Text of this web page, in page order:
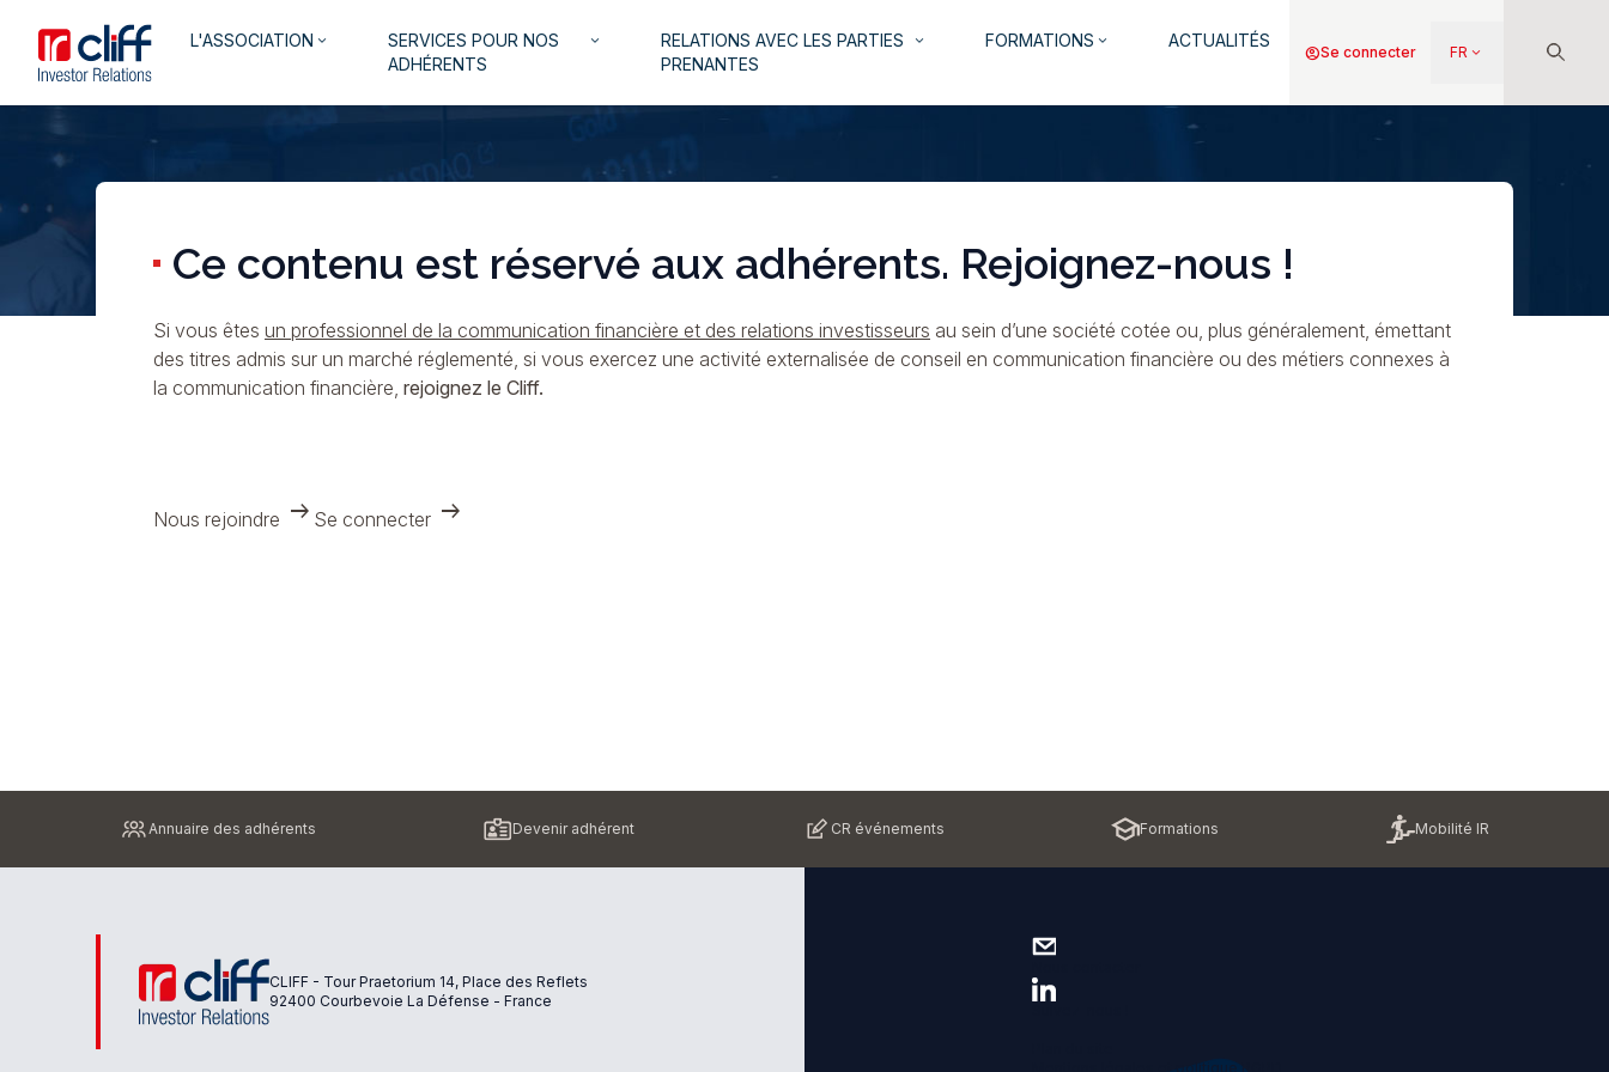
contenu
principal
Aller directement au contenu
Navigation
L'ASSOCIATION keyboard_arrow_down
SERVICES POUR NOS
ADHÉRENTS
keyboard_arrow_down
RELATIONS AVEC LES PARTIES
PRENANTES
keyboard_arrow_down FORMATIONS keyboard_arrow_down ACTUALITÉS
Menu
compte
account_circleSe connecter FR keyboard_arrow_down
Ce contenu est réservé aux adhérents. Rejoignez-nous !
Si vous êtes un professionnel de la communication financière et des relations investisseurs au sein d’une société cotée ou, plus généralement, émettant
des titres admis sur un marché réglementé, si vous exercez une activité externalisée de conseil en communication financière ou des métiers connexes à
la communication financière, rejoignez le Cliff.
Nous rejoindre arrow_right_alt Se connecter arrow_right_alt
page
Annuaire des adhérents Devenir adhérent CR événements Formations Mobilité IR
CLIFF - Tour Praetorium 14, Place des Reflets
92400 Courbevoie La Défense - France